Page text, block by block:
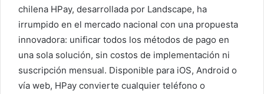
chilena HPay, desarrollada por Landscape, ha
irrumpido en el mercado nacional con una propuesta
innovadora: unificar todos los métodos de pago en
una sola solución, sin costos de implementación ni
suscripción mensual. Disponible para iOS, Android o
vía web, HPay convierte cualquier teléfono o